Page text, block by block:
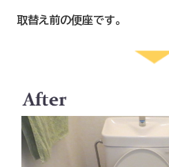
取替え前の便座です。